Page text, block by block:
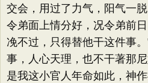
交会，用过了力气，阳气一
令弟面上情分好，况令弟前
凂不过，只得替他干这件事
事，人心天理，也不干著那
是我这小官人年命如此，神